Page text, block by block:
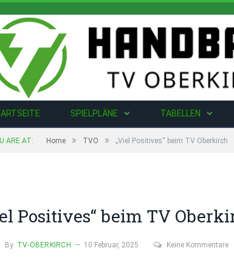
SPIELPLÄNE TABELLEN
ARE AT: Home » TVO » „Viel Positives“ beim TV Oberkirch
Positives“ beim TV
By TV-OBERKIRCH 10 Februar, 2025 Keine Kommentare